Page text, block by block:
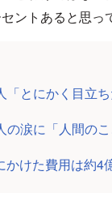
ントあると思っ
「とにかく目立
の涙に「人間の
かけた費用は約4